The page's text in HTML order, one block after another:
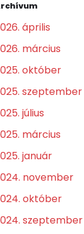
április
március
október
szeptember
július
március
január
november
október
szeptember